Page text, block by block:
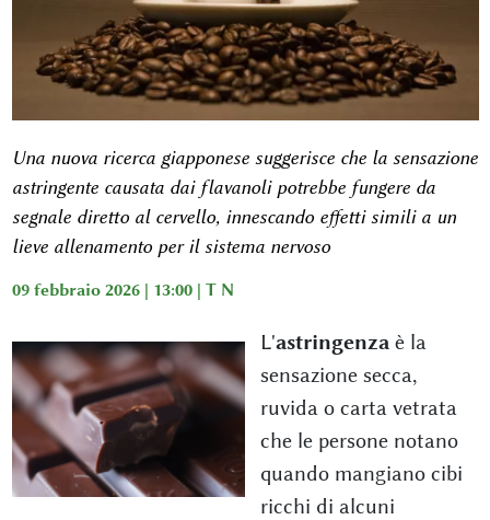
Una nuova ricerca giapponese suggerisce che la sensazione
astringente causata dai flavanoli potrebbe fungere da
segnale diretto al cervello, innescando effetti simili a un
lieve allenamento per il sistema nervoso
09 febbraio 2026 | 13:00 | T N
L'astringenza è la
sensazione secca,
ruvida o carta vetrata
che le persone notano
quando mangiano cibi
ricchi di alcuni